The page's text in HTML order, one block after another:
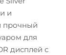
и
прочный
для
дисплей с